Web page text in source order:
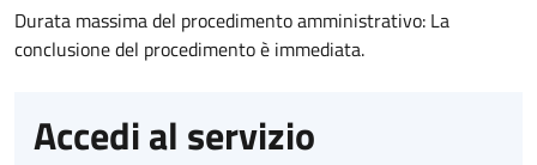
Durata massima del procedimento amministrativo: La
conclusione del procedimento è immediata.
Accedi al servizio